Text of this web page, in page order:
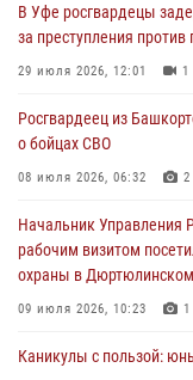
Башкортостана
29 июля 2026, 10:52
Росгвардию
29 июля 2026, 04:15
В Уфе росгвардецы
за преступления
29 июля 2026, 12:01 1
Росгвардеец из
о бойцах СВО
08 июля 2026, 06:32 2
Начальник Управления
рабочим визитом
охраны в
09 июля 2026, 10:23 1
Каникулы с пользой: